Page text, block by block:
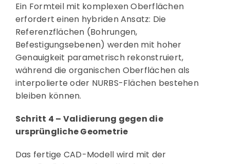
Ein Formteil mit komplexen Oberflächen
erfordert einen hybriden Ansatz: Die
Referenzflächen (Bohrungen,
Befestigungsebenen) werden mit hoher
Genauigkeit parametrisch rekonstruiert,
während die organischen Oberflächen als
interpolierte oder NURBS-Flächen bestehen
bleiben können.
Schritt 4 – Validierung gegen die
ursprüngliche Geometrie
Das fertige CAD-Modell wird mit der